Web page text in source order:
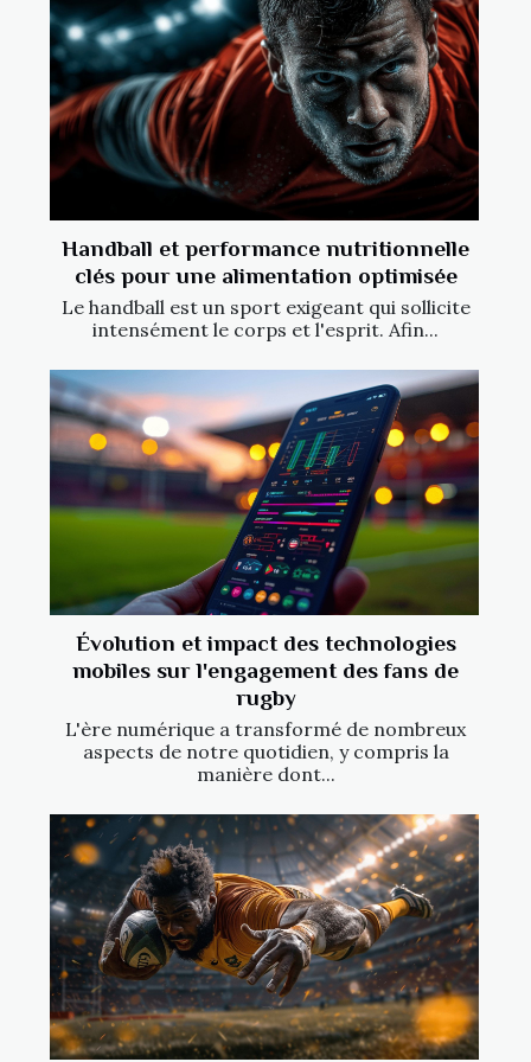
Handball et performance nutritionnelle
clés pour une alimentation optimisée
Le handball est un sport exigeant qui sollicite
intensément le corps et l'esprit. Afin...
Évolution et impact des technologies
mobiles sur l'engagement des fans de
rugby
L'ère numérique a transformé de nombreux
aspects de notre quotidien, y compris la
manière dont...